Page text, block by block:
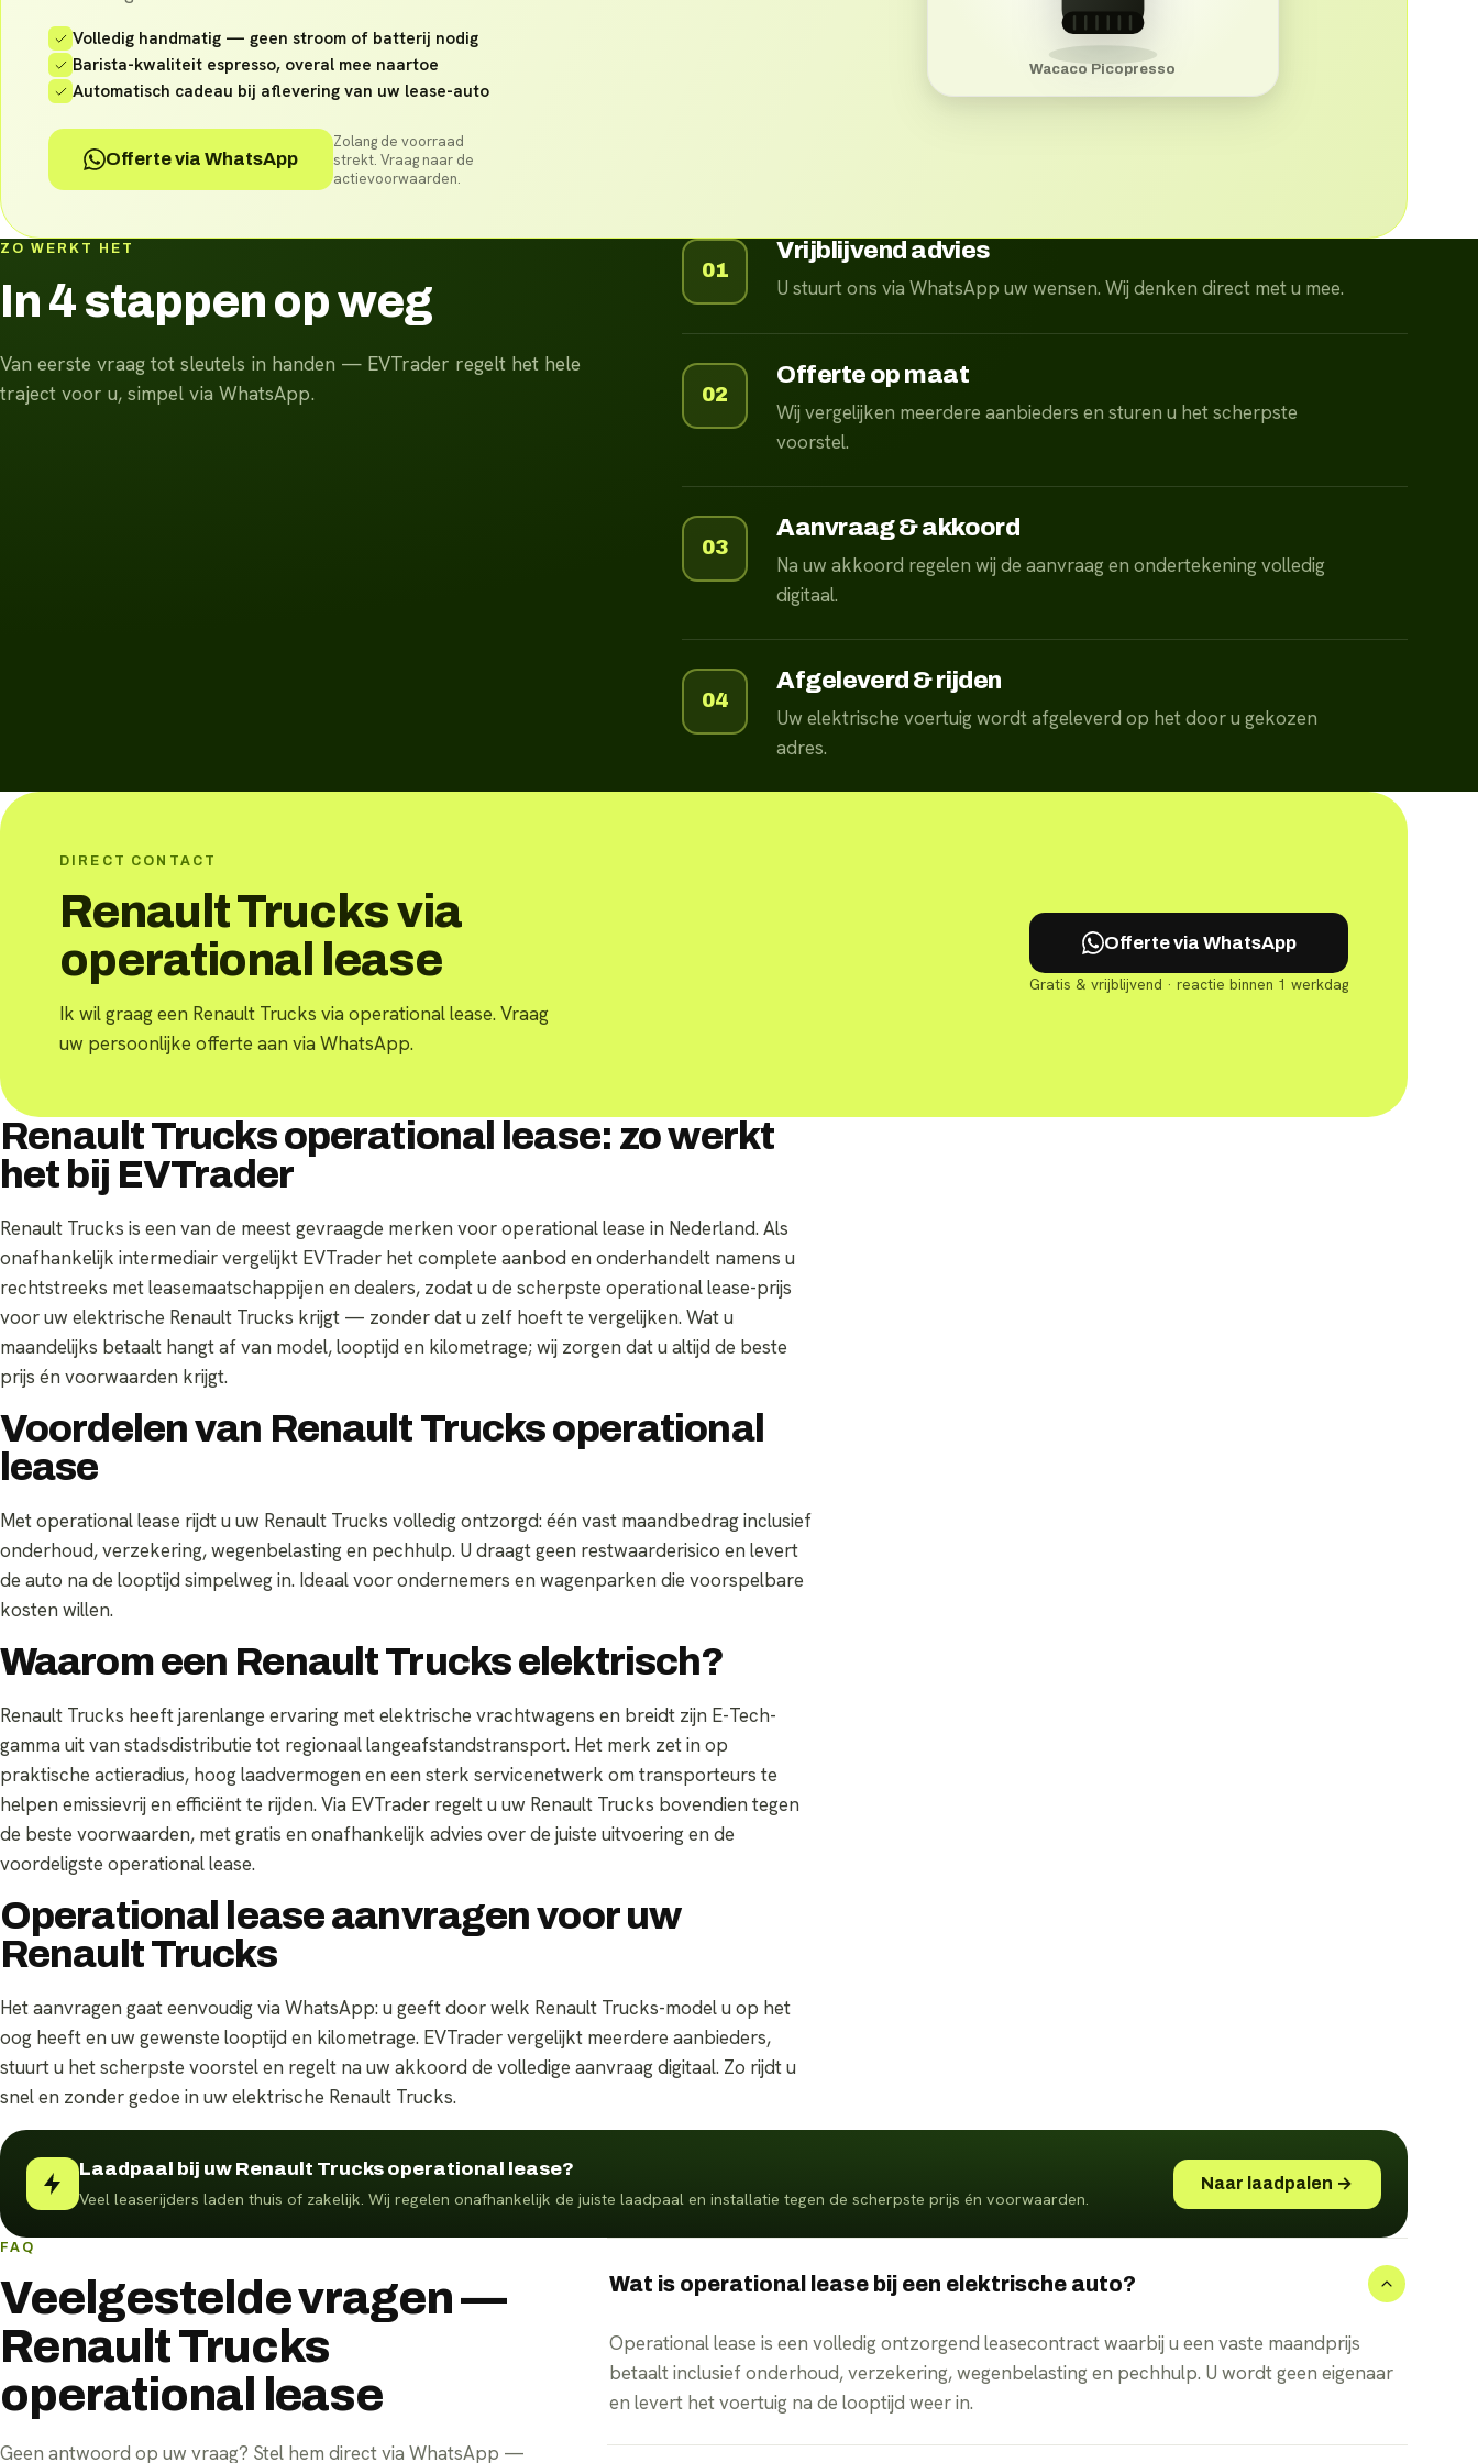
Volledig handmatig — geen stroom of batterij nodig
Barista-kwaliteit espresso, overal mee naartoe
Automatisch cadeau bij aflevering van uw lease-auto
Offerte via WhatsApp
Zolang de voorraad
strekt. Vraag naar de
actievoorwaarden.
Wacaco Picopresso
ZO WERKT HET
In 4 stappen op weg
Van eerste vraag tot sleutels in handen — EVTrader regelt het hele
traject voor u, simpel via WhatsApp.
01
Vrijblijvend advies
U stuurt ons via WhatsApp uw wensen. Wij denken direct met u mee.
02
Offerte op maat
Wij vergelijken meerdere aanbieders en sturen u het scherpste
voorstel.
03
Aanvraag & akkoord
Na uw akkoord regelen wij de aanvraag en ondertekening volledig
digitaal.
04
Afgeleverd & rijden
Uw elektrische voertuig wordt afgeleverd op het door u gekozen
adres.
DIRECT CONTACT
Renault Trucks via
operational lease
Ik wil graag een Renault Trucks via operational lease. Vraag
uw persoonlijke offerte aan via WhatsApp.
Offerte via WhatsApp
Gratis & vrijblijvend · reactie binnen 1 werkdag
Renault Trucks operational lease: zo werkt
het bij EVTrader
Renault Trucks is een van de meest gevraagde merken voor operational lease in Nederland. Als
onafhankelijk intermediair vergelijkt EVTrader het complete aanbod en onderhandelt namens u
rechtstreeks met leasemaatschappijen en dealers, zodat u de scherpste operational lease-prijs
voor uw elektrische Renault Trucks krijgt — zonder dat u zelf hoeft te vergelijken. Wat u
maandelijks betaalt hangt af van model, looptijd en kilometrage; wij zorgen dat u altijd de beste
prijs én voorwaarden krijgt.
Voordelen van Renault Trucks operational
lease
Met operational lease rijdt u uw Renault Trucks volledig ontzorgd: één vast maandbedrag inclusief
onderhoud, verzekering, wegenbelasting en pechhulp. U draagt geen restwaarderisico en levert
de auto na de looptijd simpelweg in. Ideaal voor ondernemers en wagenparken die voorspelbare
kosten willen.
Waarom een Renault Trucks elektrisch?
Renault Trucks heeft jarenlange ervaring met elektrische vrachtwagens en breidt zijn E-Tech-
gamma uit van stadsdistributie tot regionaal langeafstandstransport. Het merk zet in op
praktische actieradius, hoog laadvermogen en een sterk servicenetwerk om transporteurs te
helpen emissievrij en efficiënt te rijden. Via EVTrader regelt u uw Renault Trucks bovendien tegen
de beste voorwaarden, met gratis en onafhankelijk advies over de juiste uitvoering en de
voordeligste operational lease.
Operational lease aanvragen voor uw
Renault Trucks
Het aanvragen gaat eenvoudig via WhatsApp: u geeft door welk Renault Trucks-model u op het
oog heeft en uw gewenste looptijd en kilometrage. EVTrader vergelijkt meerdere aanbieders,
stuurt u het scherpste voorstel en regelt na uw akkoord de volledige aanvraag digitaal. Zo rijdt u
snel en zonder gedoe in uw elektrische Renault Trucks.
Laadpaal bij uw Renault Trucks operational lease?
Veel leaserijders laden thuis of zakelijk. Wij regelen onafhankelijk de juiste laadpaal en installatie tegen de scherpste prijs én voorwaarden.
Naar laadpalen →
FAQ
Veelgestelde vragen —
Renault Trucks
operational lease
Geen antwoord op uw vraag? Stel hem direct via WhatsApp —
Wat is operational lease bij een elektrische auto?
Operational lease is een volledig ontzorgend leasecontract waarbij u een vaste maandprijs
betaalt inclusief onderhoud, verzekering, wegenbelasting en pechhulp. U wordt geen eigenaar
en levert het voertuig na de looptijd weer in.